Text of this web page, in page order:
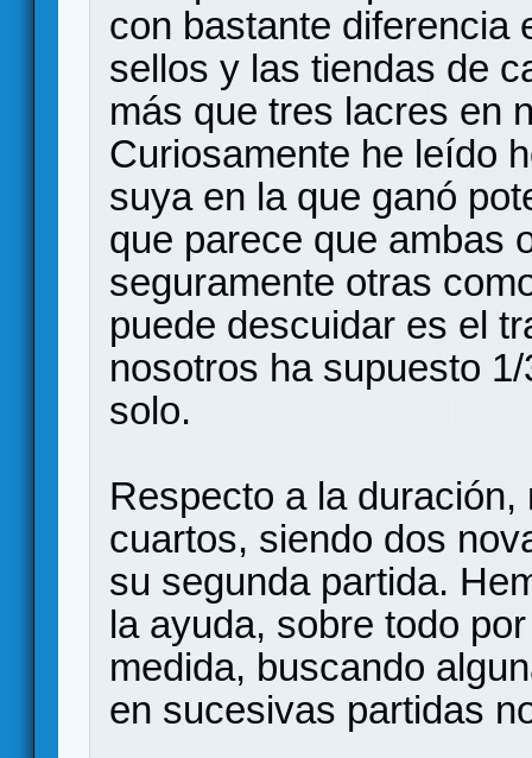
con bastante diferencia
sellos y las tiendas de
más que tres lacres en
Curiosamente he leído
suya en la que ganó
que parece que ambas
seguramente otras
puede descuidar es el
nosotros ha supuesto
solo.
Respecto a la
cuartos, siendo dos
su segunda partida.
la ayuda, sobre todo
medida, buscando
en sucesivas partidas